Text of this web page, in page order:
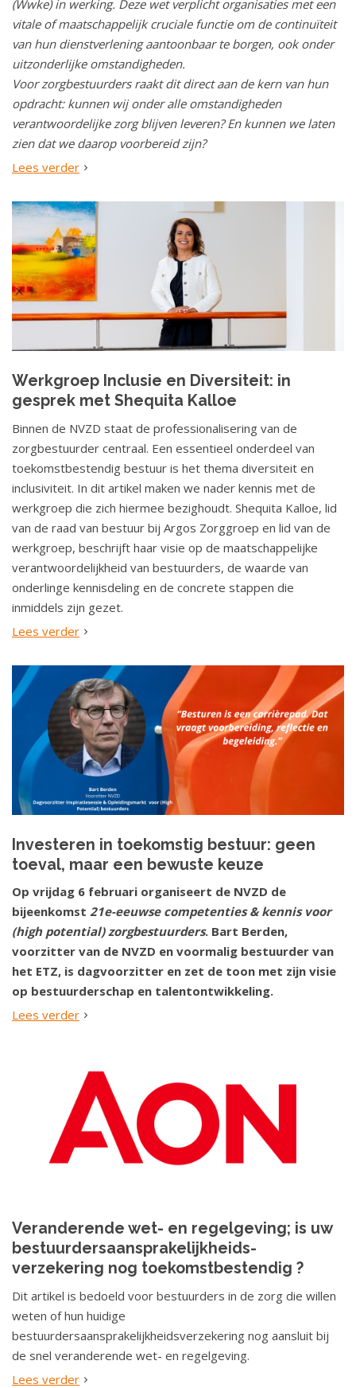
(Wwke) in werking. Deze wet verplicht organisaties met een
vitale of maatschappelijk cruciale functie om de continuïteit
van hun dienstverlening aantoonbaar te borgen, ook onder
uitzonderlijke omstandigheden.
Voor zorgbestuurders raakt dit direct aan de kern van hun
opdracht: kunnen wij onder alle omstandigheden
verantwoordelijke zorg blijven leveren? En kunnen we laten
zien dat we daarop voorbereid zijn?
Lees verder
Werkgroep Inclusie en Diversiteit: in
gesprek met Shequita Kalloe
Binnen de NVZD staat de professionalisering van de
zorgbestuurder centraal. Een essentieel onderdeel van
toekomstbestendig bestuur is het thema diversiteit en
inclusiviteit. In dit artikel maken we nader kennis met de
werkgroep die zich hiermee bezighoudt. Shequita Kalloe, lid
van de raad van bestuur bij Argos Zorggroep en lid van de
werkgroep, beschrijft haar visie op de maatschappelijke
verantwoordelijkheid van bestuurders, de waarde van
onderlinge kennisdeling en de concrete stappen die
inmiddels zijn gezet.
Lees verder
Investeren in toekomstig bestuur: geen
toeval, maar een bewuste keuze
Op vrijdag 6 februari organiseert de NVZD de
bijeenkomst 21e-eeuwse competenties & kennis voor
(high potential) zorgbestuurders. Bart Berden,
voorzitter van de NVZD en voormalig bestuurder van
het ETZ, is dagvoorzitter en zet de toon met zijn visie
op bestuurderschap en talentontwikkeling.
Lees verder
Veranderende wet- en regelgeving; is uw
bestuurdersaansprakelijkheids-
verzekering nog toekomstbestendig ?
Dit artikel is bedoeld voor bestuurders in de zorg die willen
weten of hun huidige
bestuurdersaansprakelijkheidsverzekering nog aansluit bij
de snel veranderende wet- en regelgeving.
Lees verder